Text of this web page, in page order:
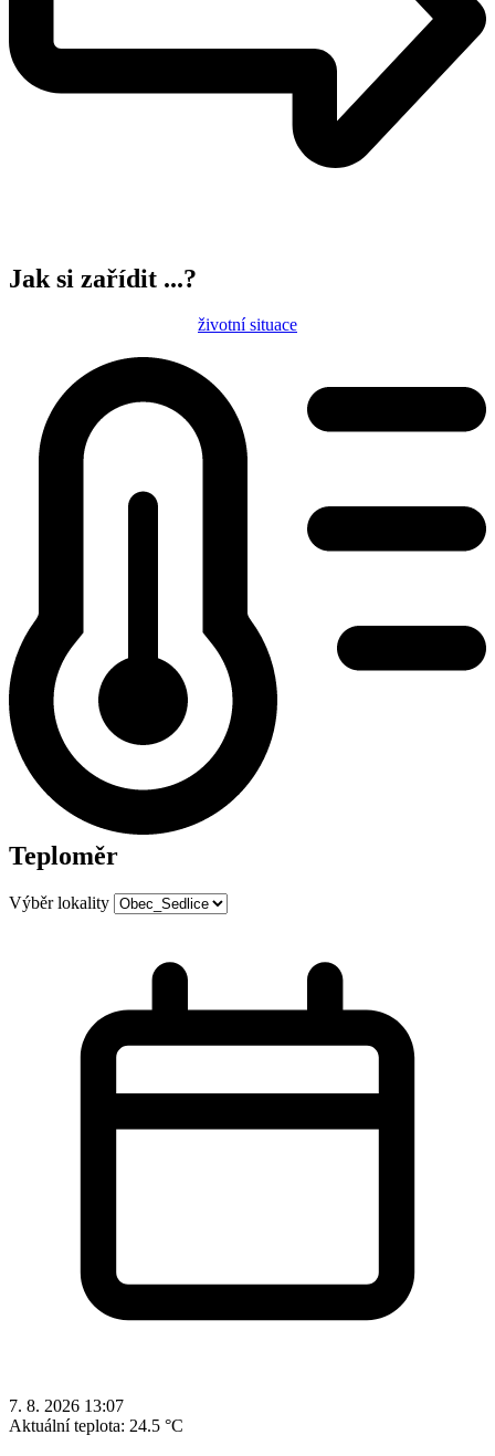
Jak si zařídit ...?
životní situace
Teploměr
Výběr lokality
7. 8. 2026 13:07
Aktuální teplota: 24.5 °C